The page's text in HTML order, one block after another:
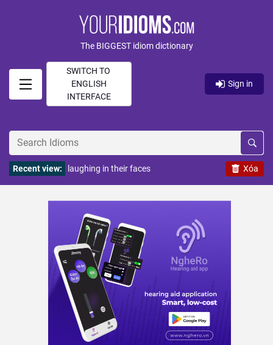
The BIGGEST idiom dictionary
SWITCH TO
ENGLISH
INTERFACE
Sign in
Xóa
Recent view: laughing in their faces